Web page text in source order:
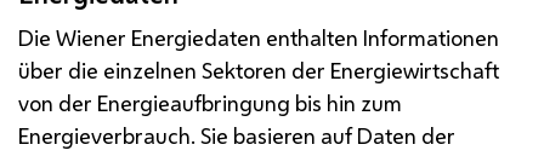
Die Wiener Energiedaten enthalten Informationen
über die einzelnen Sektoren der Energiewirtschaft
von der Energieaufbringung bis hin zum
Energieverbrauch. Sie basieren auf Daten der